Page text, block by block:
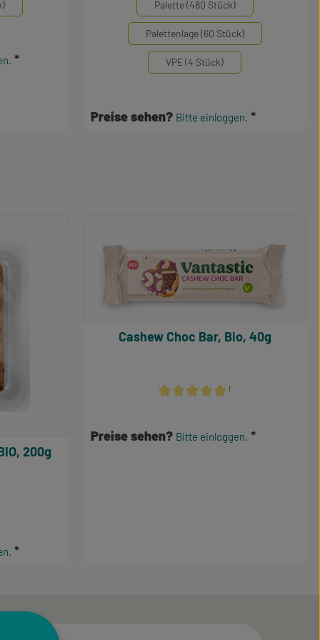
Palette (480 Stück)
Palettenlage (60 Stück)
VPE (4 Stück)
Preise sehen? Bitte einloggen.
200g
¹
Cashew Choc Bar, Bio, 40g
Preise sehen? Bitte einloggen.